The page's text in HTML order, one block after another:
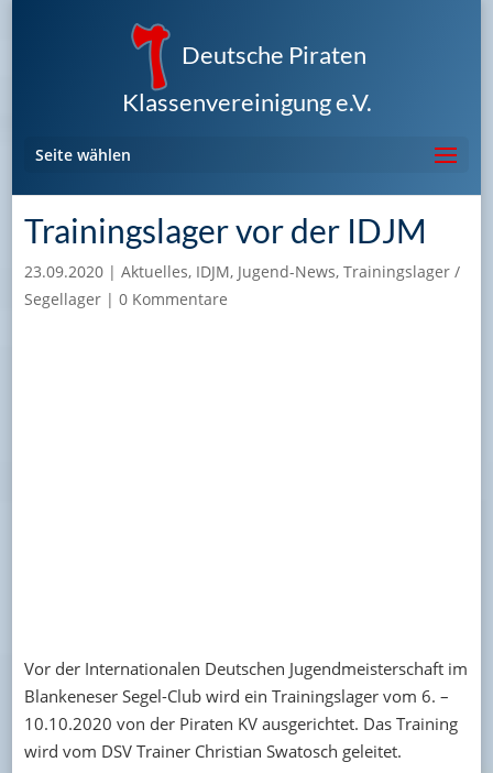
Deutsche Piraten
Klassenvereinigung e.V.
Seite wählen
Trainingslager vor der IDJM
23.09.2020| Aktuelles, IDJM, Jugend-News, Trainingslager /
Segellager| 0 Kommentare
Vor der Internationalen Deutschen Jugendmeisterschaft im
Blankeneser Segel-Club wird ein Trainingslager vom 6. –
10.10.2020 von der Piraten KV ausgerichtet. Das Training
wird vom DSV Trainer Christian Swatosch geleitet.